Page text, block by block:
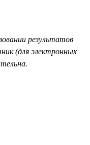
результатов
(для электронных